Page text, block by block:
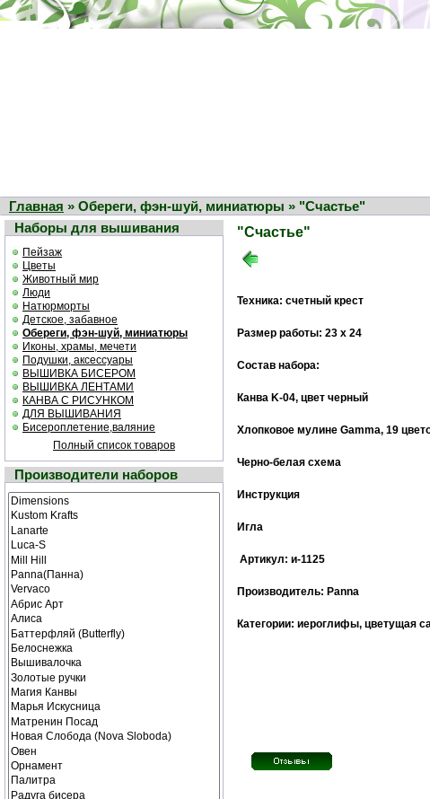
Главная » Обереги, фэн-шуй, миниатюры » "Счастье"
Наборы для вышивания
Пейзаж
Цветы
Животный мир
Люди
Натюрморты
Детское, забавное
Обереги, фэн-шуй, миниатюры
Иконы, храмы, мечети
Подушки, аксессуары
ВЫШИВКА БИСЕРОМ
ВЫШИВКА ЛЕНТАМИ
КАНВА С РИСУНКОМ
ДЛЯ ВЫШИВАНИЯ
Бисероплетение,валяние
Полный список товаров
Производители наборов
"Счастье"
Техника: счетный крест
Размер работы: 23 х 24
Состав набора:
Канва K-04, цвет черный
Хлопковое мулине Gamma, 19
Черно-белая cхема
Инструкция
Игла
Артикул: и-1125
Производитель: Panna
Категории: иероглифы, цветущая